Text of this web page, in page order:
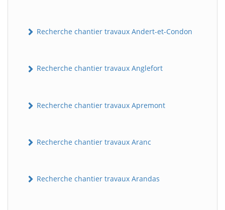
Recherche chantier travaux Andert-et-Condon
Recherche chantier travaux Anglefort
Recherche chantier travaux Apremont
Recherche chantier travaux Aranc
Recherche chantier travaux Arandas